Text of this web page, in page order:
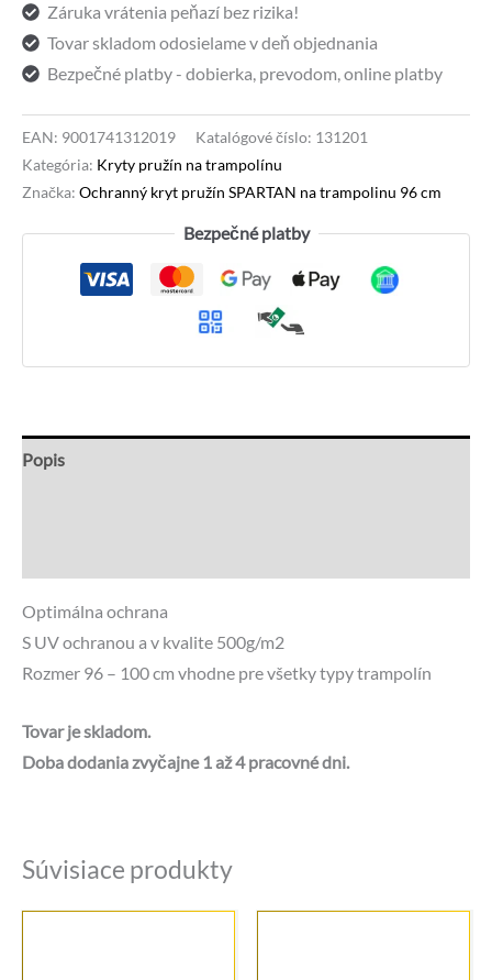
96cm
modrá
Záruka vrátenia peňazí bez rizika!
Tovar skladom odosielame v deň objednania
Bezpečné platby - dobierka, prevodom, online platby
EAN: 9001741312019 Katalógové číslo: 131201
Kategória: Kryty pružín na trampolínu
Značka: Ochranný kryt pružín SPARTAN na trampolinu 96 cm
Bezpečné platby
Popis
Optimálna ochrana
S UV ochranou a v kvalite 500g/m2
Rozmer 96 – 100 cm vhodne pre všetky typy trampolín
Tovar je skladom.
Doba dodania zvyčajne 1 až 4 pracovné dni.
Súvisiace produkty